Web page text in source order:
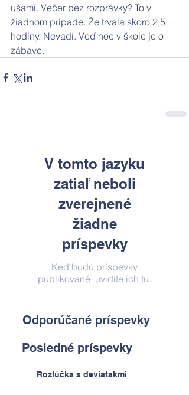
ušami. Večer bez rozprávky? To v
žiadnom prípade. Že trvala skoro 2,5
hodiny. Nevadí. Veď noc v škole je o
zábave.
V tomto jazyku
zatiaľ neboli
zverejnené
žiadne
príspevky
Keď budú príspevky
publikované, uvidíte ich tu.
Odporúčané príspevky
Posledné príspevky
Rozlúčka s deviatakmi